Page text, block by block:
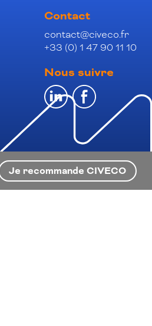
Contact
contact@civeco.fr
+33 (0) 1 47 90 11 10
Nous suivre
Je recommande CIVECO